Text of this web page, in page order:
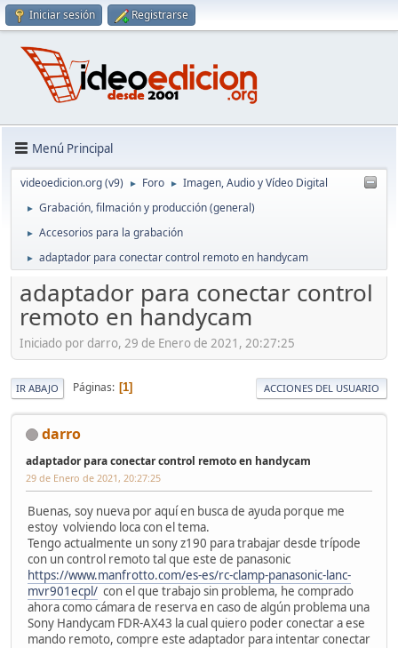
Iniciar sesión Registrarse
Menú Principal
videoedicion.org (v9) ► Foro ► Imagen, Audio y Vídeo Digital
► Grabación, filmación y producción (general)
► Accesorios para la grabación
► adaptador para conectar control remoto en handycam
adaptador para conectar control
remoto en handycam
Iniciado por darro, 29 de Enero de 2021, 20:27:25
IR ABAJO Páginas 1 ACCIONES DEL USUARIO
darro
adaptador para conectar control remoto en handycam
29 de Enero de 2021, 20:27:25
Buenas, soy nueva por aquí en busca de ayuda porque me
estoy volviendo loca con el tema.
Tengo actualmente un sony z190 para trabajar desde trípode
con un control remoto tal que este de panasonic
https://www.manfrotto.com/es-es/rc-clamp-panasonic-lanc-
mvr901ecpl/ con el que trabajo sin problema, he comprado
ahora como cámara de reserva en caso de algún problema una
Sony Handycam FDR-AX43 la cual quiero poder conectar a ese
mando remoto, compre este adaptador para intentar conectar